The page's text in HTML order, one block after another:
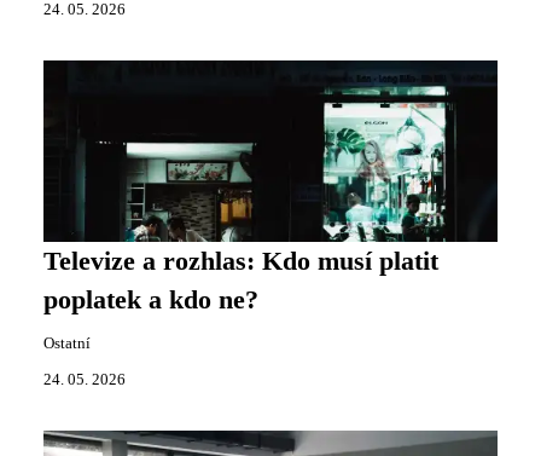
24. 05. 2026
Televize a rozhlas: Kdo musí platit
poplatek a kdo ne?
Ostatní
24. 05. 2026